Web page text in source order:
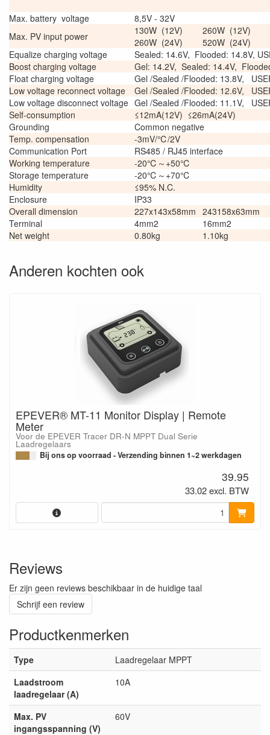
Max. battery voltage
8,5V - 32V
Max. PV input power
130W (12V)
260W (12V)
260W (24V)
520W (24V)
Equalize charging voltage
Sealed: 14.6V, Flooded: 14.8V,
Boost charging voltage
Gel: 14.2V, Sealed: 14.4V,
Float charging voltage
Gel /Sealed /Flooded: 13.8V,
Low voltage reconnect voltage
Gel /Sealed /Flooded: 12.6V,
Low voltage disconnect voltage Gel /Sealed /Flooded: 11.1V,
Self-consumption
≤12mA(12V) ≤26mA(24V)
Grounding
Common negative
Temp. compensation
-3mV/℃/2V
Communication Port
RS485 / RJ45 interface
Working temperature
-20℃～+50℃
Storage temperature
-20℃～+70℃
Humidity
≤95% N.C.
Enclosure
IP33
Overall dimension
227x143x58mm 243158x63mm
Terminal
4mm2
16mm2
Net weight
0.80kg 1.10kg
Anderen kochten ook
EPEVER® MT-11 Monitor Display | Remote
Meter
Voor de EPEVER Tracer DR-N MPPT Dual Serie
Laadregelaars
Bij ons op voorraad - Verzending binnen 1~2 werkdagen
39.95
33.02 excl. BTW
Reviews
Er zijn geen reviews beschikbaar in de huidige taal
Schrijf een review
Productkenmerken
Type
Laadregelaar MPPT
Laadstroom
laadregelaar (A)
10A
Max. PV
ingangsspanning (V)
60V